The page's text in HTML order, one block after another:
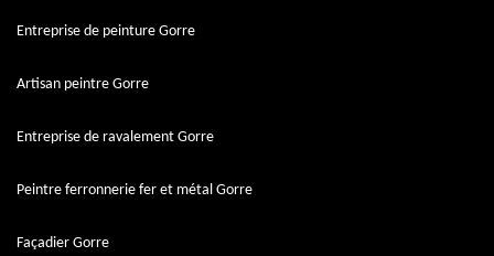
Entreprise de peinture Gorre
Artisan peintre Gorre
Entreprise de ravalement Gorre
Peintre ferronnerie fer et métal Gorre
Façadier Gorre